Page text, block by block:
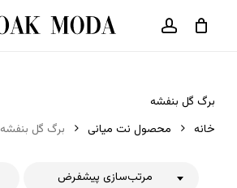
حساب کاربری
سبد خرید
برگ گل بنفشه
خانه
محصول نت میانی برگ گل بنفشه
مرتب‌سازی پیشفرض
بستن